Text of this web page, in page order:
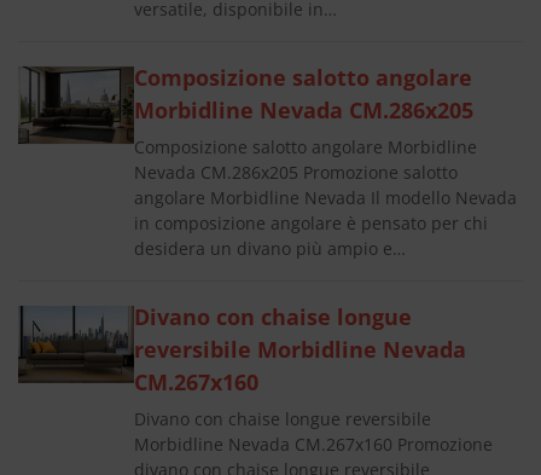
versatile, disponibile in…
Composizione salotto angolare
Morbidline Nevada CM.286x205
Composizione salotto angolare Morbidline
Nevada CM.286x205 Promozione salotto
angolare Morbidline Nevada Il modello Nevada
in composizione angolare è pensato per chi
desidera un divano più ampio e…
Divano con chaise longue
reversibile Morbidline Nevada
CM.267x160
Divano con chaise longue reversibile
Morbidline Nevada CM.267x160 Promozione
divano con chaise longue reversibile